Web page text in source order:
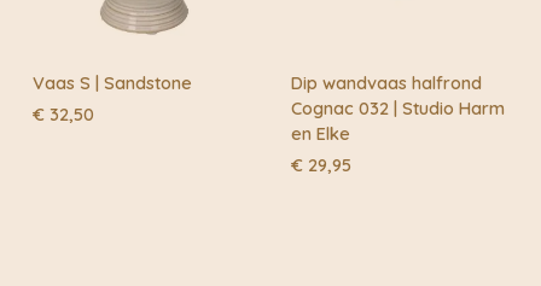
Vaas S | Sandstone
€ 32,50
Dip wandvaas halfrond
Cognac 032 | Studio Harm
en Elke
€ 29,95